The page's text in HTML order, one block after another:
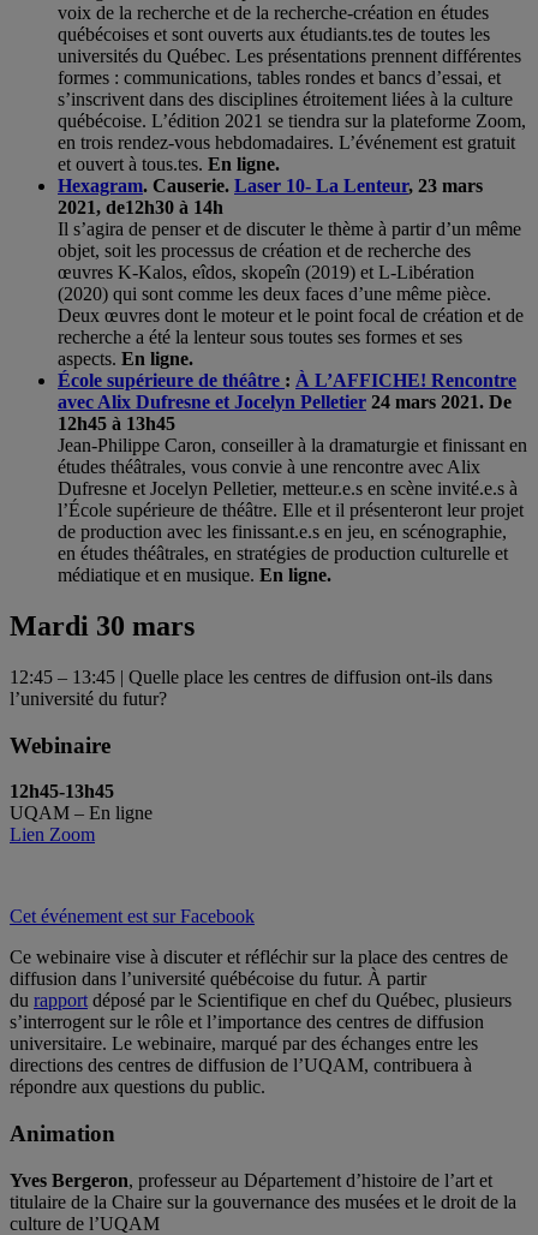
voix de la recherche et de la recherche-création en études
québécoises et sont ouverts aux étudiants.tes de toutes les
universités du Québec. Les présentations prennent différentes
formes : communications, tables rondes et bancs d’essai, et
s’inscrivent dans des disciplines étroitement liées à la culture
québécoise. L’édition 2021 se tiendra sur la plateforme Zoom,
en trois rendez-vous hebdomadaires. L’événement est gratuit
et ouvert à tous.tes. En ligne.
Hexagram. Causerie. Laser 10- La Lenteur, 23 mars
2021, de12h30 à 14h
Il s’agira de penser et de discuter le thème à partir d’un même
objet, soit les processus de création et de recherche des
œuvres K-Kalos, eîdos, skopeîn (2019) et L-Libération
(2020) qui sont comme les deux faces d’une même pièce.
Deux œuvres dont le moteur et le point focal de création et de
recherche a été la lenteur sous toutes ses formes et ses
aspects. En ligne.
École supérieure de théâtre : À L’AFFICHE! Rencontre
avec Alix Dufresne et Jocelyn Pelletier 24 mars 2021. De
12h45 à 13h45
Jean-Philippe Caron, conseiller à la dramaturgie et finissant en
études théâtrales, vous convie à une rencontre avec Alix
Dufresne et Jocelyn Pelletier, metteur.e.s en scène invité.e.s à
l’École supérieure de théâtre. Elle et il présenteront leur projet
de production avec les finissant.e.s en jeu, en scénographie,
en études théâtrales, en stratégies de production culturelle et
médiatique et en musique. En ligne.
Mardi 30 mars
12:45 – 13:45 | Quelle place les centres de diffusion ont-ils dans
l’université du futur?
Webinaire
12h45-13h45
UQAM – En ligne
Lien Zoom
Cet événement est sur Facebook
Ce webinaire vise à discuter et réfléchir sur la place des centres de
diffusion dans l’université québécoise du futur. À partir
du rapport déposé par le Scientifique en chef du Québec, plusieurs
s’interrogent sur le rôle et l’importance des centres de diffusion
universitaire. Le webinaire, marqué par des échanges entre les
directions des centres de diffusion de l’UQAM, contribuera à
répondre aux questions du public.
Animation
Yves Bergeron, professeur au Département d’histoire de l’art et
titulaire de la Chaire sur la gouvernance des musées et le droit de la
culture de l’UQAM